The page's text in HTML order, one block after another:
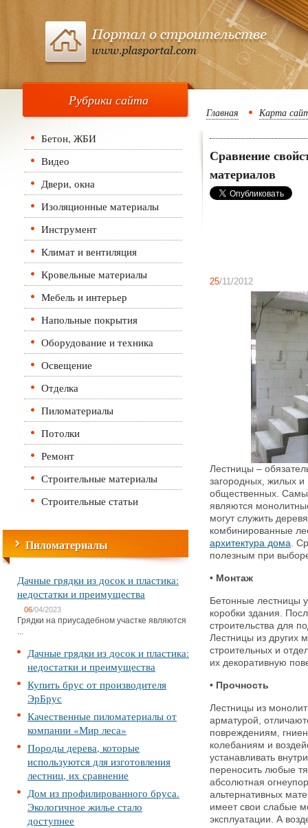
Рубрики сайта
Бетон, ЖБИ
Видео
Двери, окна
Изоляционные материалы
Инструмент
Климат и вентиляция
Кровельные материалы
Мебель и интерьер
Напольные покрытия
Оборудование и техника
Освещение
Отделка
Пиломатериалы
Потолки
Ремонт
Строительные материалы
Строительные статьи
Пиломатериалы
Дачные грядки из досок и пластика:
недостатки и преимущества
06/04/2023
Грядки на приусадебном участке являются
...
Дачные грядки из досок и пластика:
недостатки и преимущества
Купить брус от производителя
ЭрБрус
Качественные пиломатериалы от
компании «Мир леса»
Породы дерева, которые
используются для изготовления
лестниц, их сравнение
Дом из профилированного бруса.
Экологичное жилье стало
доступнее
Главная Карта
Сравнение
материалов
25/11/2012
Лестницы –
загородных, жилых и
общественных.
являются
могут служить
комбинированные
архитектура дома.
полезным при
• Монтаж
Бетонные лестницы
коробки здания.
строительства для
Лестницы из других
строительных и
их декоративную
• Прочность
Лестницы из
арматурой,
повреждениям,
колебаниям и
устанавливать
переносить любые
абсолютная
альтернативных
имеет свои слабые
эксплуатации. А